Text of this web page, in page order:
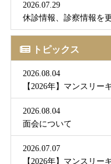
2026.07.29
休診情報、診察情報を
トピックス
2026.08.04
【2026年】マンスリー
2026.08.04
面会について
2026.07.07
【2026年】マンスリー